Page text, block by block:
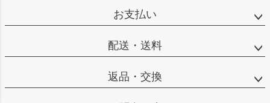
お支払い
配送・送料
返品・交換